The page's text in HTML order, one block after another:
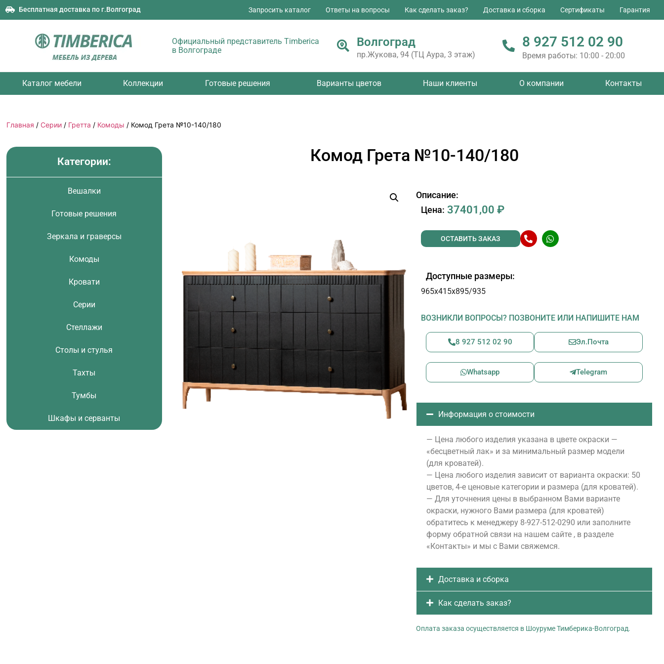
Бесплатная доставка по г.Волгоград Запросить каталог Ответы на вопросы Как сделать заказ? Доставка и сборка Сертификаты Гарантия
Официальный представитель Timberica
в Волгограде
Волгоград
пр.Жукова, 94 (ТЦ Аура, 3 этаж)
8 927 512 02 90
Время работы: 10:00 - 20:00
Каталог мебели Коллекции Готовые решения Варианты цветов Наши клиенты О компании Контакты
Главная / Серии / Гретта / Комоды / Комод Грета №10-140/180
Категории:
Вешалки
Готовые решения
Зеркала и граверсы
Комоды
Кровати
Серии
Стеллажи
Столы и стулья
Тахты
Тумбы
Шкафы и серванты
Комод Грета №10-140/180
Описание:
Цена: 37401,00 ₽
ОСТАВИТЬ ЗАКАЗ
Доступные размеры:
965х415х895/935
ВОЗНИКЛИ ВОПРОСЫ? ПОЗВОНИТЕ ИЛИ НАПИШИТЕ НАМ
8 927 512 02 90 Эл.Почта
Whatsapp Telegram
Информация о стоимости
— Цена любого изделия указана в цвете окраски —
«бесцветный лак» и за минимальный размер модели
(для кроватей).
— Цена любого изделия зависит от варианта окраски: 50
цветов, 4-е ценовые категории и размера (для кроватей).
— Для уточнения цены в выбранном Вами варианте
окраски, нужного Вами размера (для кроватей)
обратитесь к менеджеру 8-927-512-0290 или заполните
форму обратной связи на нашем сайте , в разделе
«Контакты» и мы с Вами свяжемся.
Доставка и сборка
Как сделать заказ?
Оплата заказа осуществляется в Шоуруме Тимберика-Волгоград.